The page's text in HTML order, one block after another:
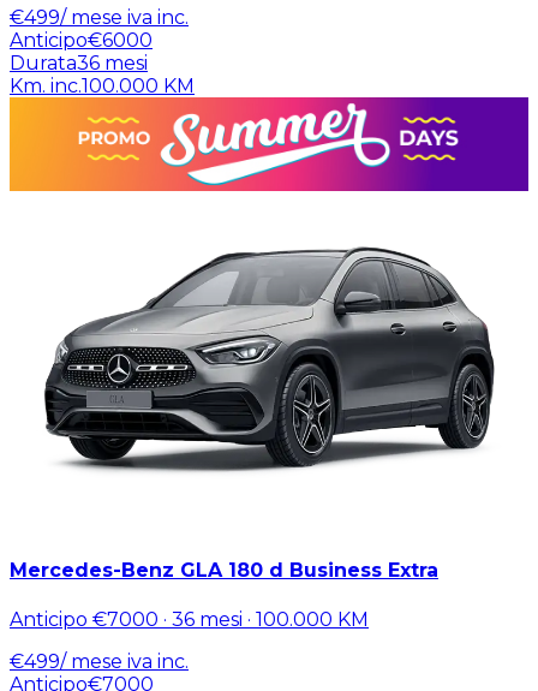
€499/ mese iva inc.
Anticipo€6000
Durata36 mesi
Km. inc.100.000 KM
Mercedes-Benz GLA 180 d Business Extra
Anticipo €7000 · 36 mesi · 100.000 KM
€499/ mese iva inc.
Anticipo€7000